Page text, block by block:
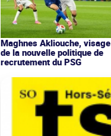
Maghnes Akliouche, visage
de la nouvelle politique de
recrutement du PSG